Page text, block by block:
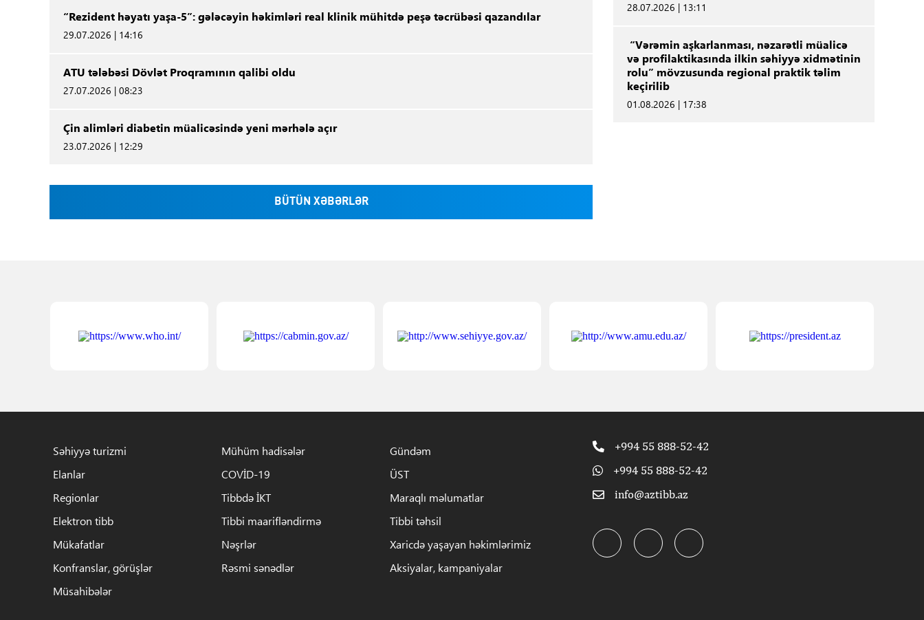
“Rezident həyatı yaşa-5”: gələcəyin həkimləri real klinik mühitdə peşə təcrübəsi qazandılar
29.07.2026 | 14:16
ATU tələbəsi Dövlət Proqramının qalibi oldu
27.07.2026 | 08:23
Çin alimləri diabetin müalicəsində yeni mərhələ açır
23.07.2026 | 12:29
BÜTÜN XƏBƏRLƏR
28.07.2026 | 13:11
“Vərəmin aşkarlanması, nəzarətli müalicə
və profilaktikasında ilkin səhiyyə xidmətinin
rolu” mövzusunda regional praktik təlim
keçirilib
01.08.2026 | 17:38
Səhiyyə turizmi Mühüm hadisələr
Gündəm
Elanlar
COVİD-19
ÜST
Regionlar
Tibbdə İKT
Maraqlı məlumatlar
Elektron tibb
Tibbi maarifləndirmə
Tibbi təhsil
Mükafatlar
Nəşrlər
Xaricdə yaşayan həkimlərimiz
Konfranslar, görüşlər
Rəsmi sənədlər
Aksiyalar, kampaniyalar
Müsahibələr
+994 55 888-52-42
+994 55 888-52-42
info@aztibb.az